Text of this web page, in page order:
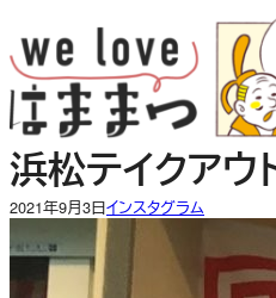
容
を
ス
キ
ッ
プ
浜松テイクアウ
2021年9月3日インスタグラム